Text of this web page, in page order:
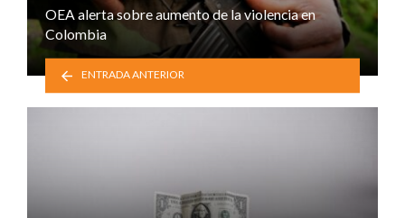
OEA alerta sobre aumento de la violencia en
Colombia
ENTRADA ANTERIOR